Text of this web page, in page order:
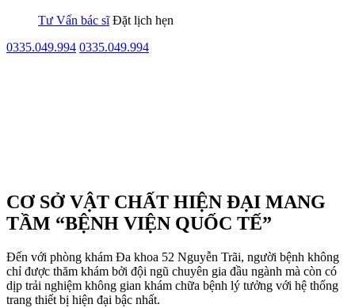
Tư Vấn bác sĩ Đặt lịch hẹn
0335.049.994 0335.049.994
CƠ SỞ VẬT CHẤT HIỆN ĐẠI MANG
TẦM “BỆNH VIỆN QUỐC TẾ”
Đến với phòng khám Đa khoa 52 Nguyễn Trãi, người bệnh không
chỉ được thăm khám bởi đội ngũ chuyên gia đầu ngành mà còn có
dịp trải nghiệm không gian khám chữa bệnh lý tưởng với hệ thống
trang thiết bị hiện đại bậc nhất.